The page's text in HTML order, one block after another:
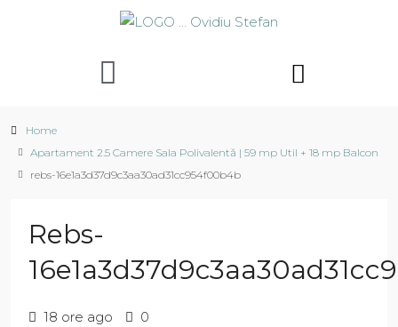
Home
Apartament 2.5 Camere Sala Polivalentă | 59 mp Util + 18 mp Balcon
rebs-16e1a3d37d9c3aa30ad31cc954f00b4b
Rebs-
18 ore ago 0